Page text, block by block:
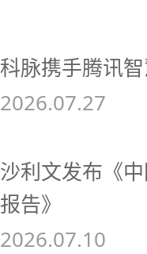
科脉携手腾讯
2026.07.27
沙利文发布《
报告》
2026.07.10